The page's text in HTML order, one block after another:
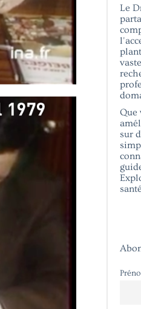
Le
Que
sur